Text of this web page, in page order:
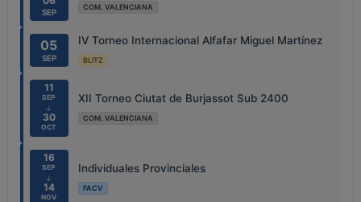
SEP
COM. VALENCIANA
05
SEP
IV Torneo Internacional Alfafar Miguel Martínez
BLITZ
11
SEP
↓
30
OCT
XII Torneo Ciutat de Burjassot Sub 2400
COM. VALENCIANA
16
SEP
↓
14
NOV
Individuales Provinciales
FACV